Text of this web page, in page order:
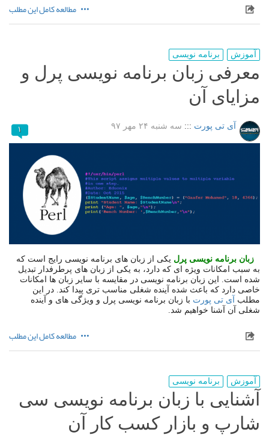
مطالعه کامل این مطلب
آموزش برنامه نویسی
معرفی زبان برنامه نویسی پرل و
مزایای آن
آی تی پورت ::: سه شنبه ۲۴ مهر ۹۷ ۱
زبان برنامه نویسی پرل یکی از زبان های برنامه نویسی رایج است که
به سبب امکانات ویژه ای که دارد، به یکی از زبان های پرطرفدار تبدیل
شده است. این زبان برنامه نویسی در مقایسه با سایر زبان ها امکانات
خاصی دارد که باعث شده آینده شغلی مناسب تری پیدا کند. در این
مطلب آی تی پورت با زبان برنامه نویسی پرل و ویژگی های و آینده
شغلی آن آشنا خواهیم شد.
مطالعه کامل این مطلب
آموزش برنامه نویسی
آشنایی با زبان برنامه نویسی سی
شارپ و بازار کسب کار آن